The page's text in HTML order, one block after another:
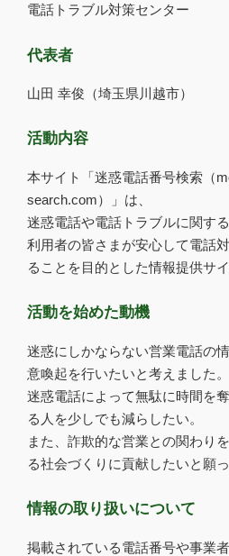
電話トラブル対策センター
代表者
山田 幸俊（埼玉県川越市）
活動内容
本サイト「迷惑電話番号検索（
search.com）」は、
迷惑電話や電話トラブルに関す
利用者の皆さまが安心して電話
ることを目的とした情報提供サイ
活動を始めた動機
迷惑にしかならない営業電話の
意喚起を行いたいと考えました。
迷惑電話によって無駄に時間を
る人を少しでも減らしたい。
また、詐欺的な営業との関わり
る社会づくりに貢献したいと願っ
情報の取り扱いについて
掲載されている電話番号や事業者